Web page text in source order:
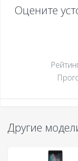
Оцените
Другие